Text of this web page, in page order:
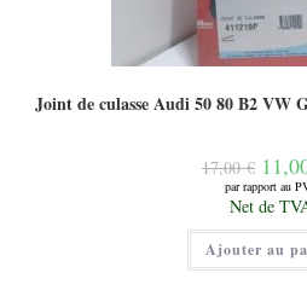
Joint de culasse Audi 50 80 B2 VW
17,00€ Le
prix
initial
était :
17,00
par rapport au
Le
prix
actuel
est :
11,00 €.
Net de
Ajouter au